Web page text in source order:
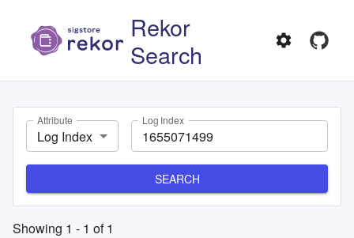
Rekor
Search
Attribute
Log Index
Log Index
SEARCH
Showing 1 - 1 of1